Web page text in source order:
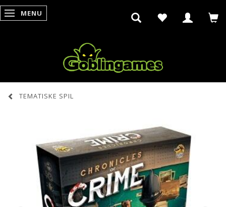
SKIFTE NAVIGATION
MENU
TEMATISKE SPIL